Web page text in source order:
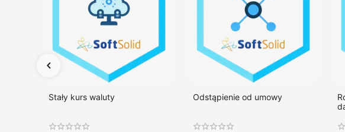
Stały kurs waluty Odstąpienie od umowy